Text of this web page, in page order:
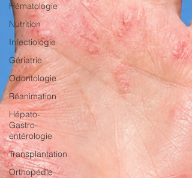
Hématologie
Nutrition
Infectiologie
Gériatrie
Odontologie
Réanimation
Hépato-
Gastro-
entérologie
Transplantation
Orthopédie